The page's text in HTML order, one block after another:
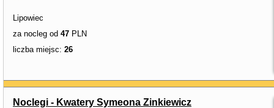
Lipowiec
za nocleg od 47 PLN
liczba miejsc: 26
Noclegi - Kwatery Symeona Zinkiewicz